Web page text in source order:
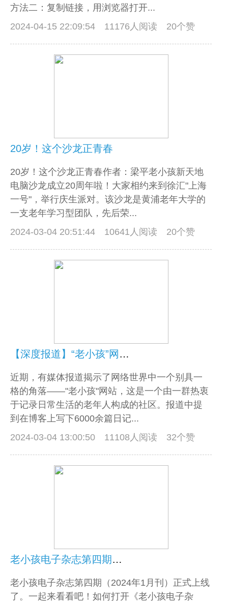
方法二：复制链接，用浏览器打开...
2024-04-15 22:09:54
11176人阅读 20个赞
20岁！这个沙龙正青春
20岁！这个沙龙正青春作者：梁平老小孩新天地
电脑沙龙成立20周年啦！大家相约来到徐汇"上海
一号"，举行庆生派对。该沙龙是黄浦老年大学的
一支老年学习型团队，先后荣...
2024-03-04 20:51:44
10641人阅读 20个赞
【深度报道】“老小孩”网站：30万老年人的数字财产
近期，有媒体报道揭示了网络世界中一个别具一
格的角落——"老小孩"网站，这是一个由一群热衷
于记录日常生活的老年人构成的社区。报道中提
到在博客上写下6000余篇日记...
2024-03-04 13:00:50
11108人阅读 32个赞
老小孩电子杂志第四期上线啦！
老小孩电子杂志第四期（2024年1月刊）正式上线
了。一起来看看吧！如何打开《老小孩电子杂